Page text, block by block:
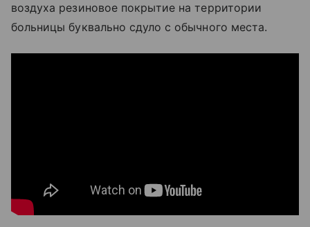
воздуха резиновое покрытие на территории
больницы буквально сдуло с обычного места.